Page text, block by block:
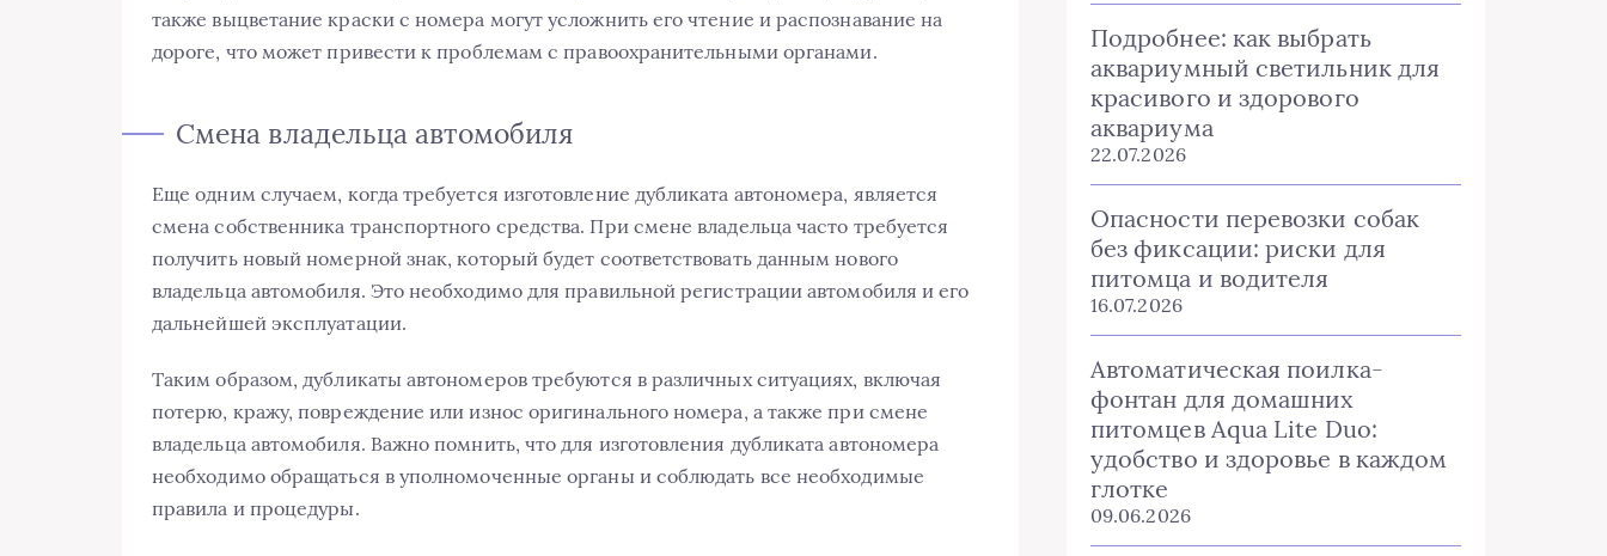
также выцветание краски с номера могут усложнить его чтение и распознавание на
дороге, что может привести к проблемам с правоохранительными органами.
Смена владельца автомобиля
Еще одним случаем, когда требуется изготовление дубликата автономера, является
смена собственника транспортного средства. При смене владельца часто требуется
получить новый номерной знак, который будет соответствовать данным нового
владельца автомобиля. Это необходимо для правильной регистрации автомобиля и его
дальнейшей эксплуатации.
Таким образом, дубликаты автономеров требуются в различных ситуациях, включая
потерю, кражу, повреждение или износ оригинального номера, а также при смене
владельца автомобиля. Важно помнить, что для изготовления дубликата автономера
необходимо обращаться в уполномоченные органы и соблюдать все необходимые
правила и процедуры.
Подробнее: как выбрать
аквариумный светильник для
красивого и здорового
аквариума
22.07.2026
Опасности перевозки собак
без фиксации: риски для
питомца и водителя
16.07.2026
Автоматическая поилка-
фонтан для домашних
питомцев Aqua Lite Duo:
удобство и здоровье в каждом
глотке
09.06.2026